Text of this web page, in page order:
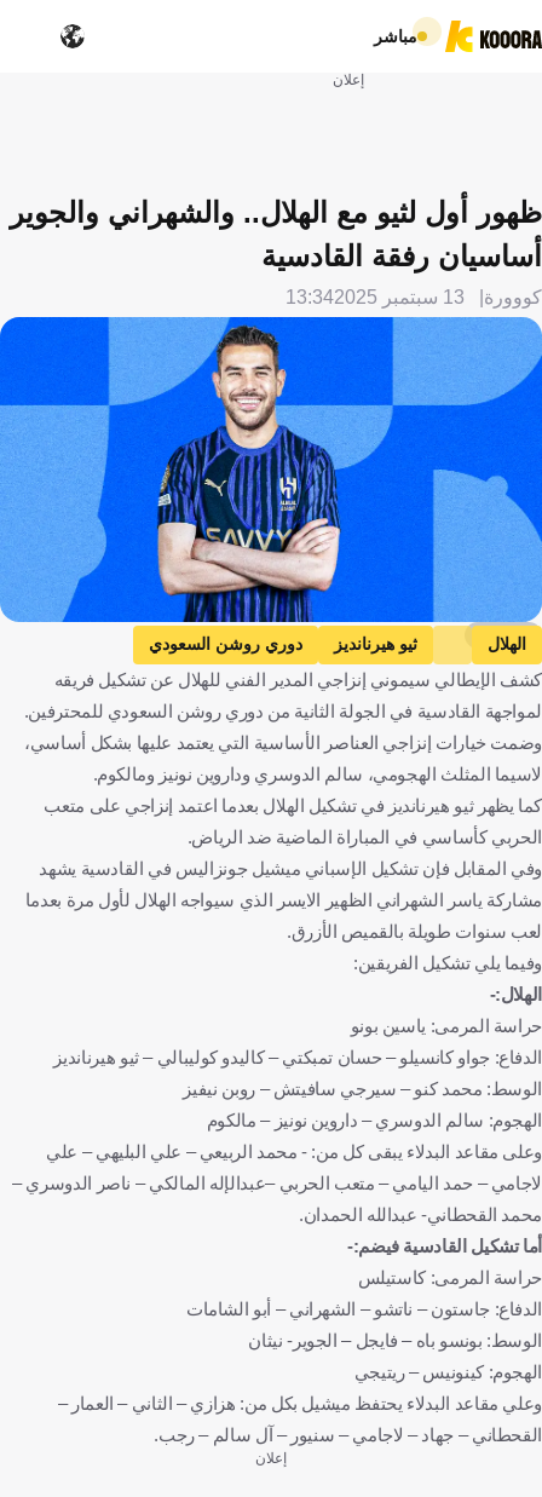
مباشر
إعلان
ظهور أول لثيو مع الهلال.. والشهراني والجوير
أساسيان رفقة القادسية
كووورة 13 سبتمبر 2025 13:34
Kooora
الهلال ثيو هيرنانديز
دوري روشن السعودي
الهلال ضد القادسية
القادسية
المملكة العربية السعودية
فرنسا
كرة قدم
كشف الإيطالي سيموني إنزاجي المدير الفني للهلال عن تشكيل فريقه
لمواجهة القادسية في الجولة الثانية من دوري روشن السعودي للمحترفين.
وضمت خيارات إنزاجي العناصر الأساسية التي يعتمد عليها بشكل أساسي،
لاسيما المثلث الهجومي، سالم الدوسري وداروين نونيز ومالكوم.
كما يظهر ثيو هيرنانديز في تشكيل الهلال بعدما اعتمد إنزاجي على متعب
الحربي كأساسي في المباراة الماضية ضد الرياض.
وفي المقابل فإن تشكيل الإسباني ميشيل جونزاليس في القادسية يشهد
مشاركة ياسر الشهراني الظهير الايسر الذي سيواجه الهلال لأول مرة بعدما
لعب سنوات طويلة بالقميص الأزرق.
وفيما يلي تشكيل الفريقين:
الهلال:-
حراسة المرمى: ياسين بونو
الدفاع: جواو كانسيلو – حسان تمبكتي – كاليدو كوليبالي – ثيو هيرنانديز
الوسط: محمد كنو – سيرجي سافيتش – روبن نيفيز
الهجوم: سالم الدوسري – داروين نونيز – مالكوم
وعلى مقاعد البدلاء يبقى كل من: - محمد الربيعي – علي البليهي – علي
لاجامي – حمد اليامي – متعب الحربي –عبدالإله المالكي – ناصر الدوسري –
محمد القحطاني- عبدالله الحمدان.
أما تشكيل القادسية فيضم:-
حراسة المرمى: كاستيلس
الدفاع: جاستون – ناتشو – الشهراني – أبو الشامات
الوسط: بونسو باه – فايجل – الجوير- نيثان
الهجوم: كينونيس – ريتيجي
وعلي مقاعد البدلاء يحتفظ ميشيل بكل من: هزازي – الثاني – العمار –
القحطاني – جهاد – لاجامي – سنيور – آل سالم – رجب.
إعلان